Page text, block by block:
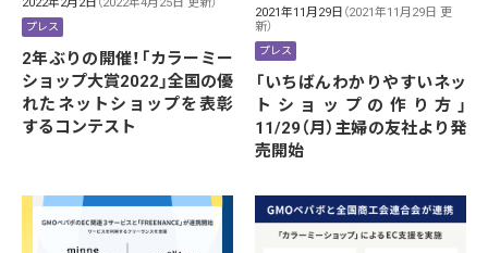
2022年2月2日 （2022年4月25日 更新）
プレス
2年ぶりの開催！「カラーミー
ショップ大賞2022」全国の優
れたネットショップを表彰
するコンテスト
2021年11月29日 （2021年11月29日 更
新）
プレス
「いちばんわかりやすいネッ
トショップの作り方」
11/29（月）主婦の友社より発
売開始